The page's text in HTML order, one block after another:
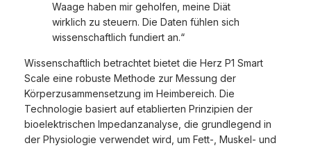
Waage haben mir geholfen, meine Diät
wirklich zu steuern. Die Daten fühlen sich
wissenschaftlich fundiert an.“
Wissenschaftlich betrachtet bietet die Herz P1 Smart
Scale eine robuste Methode zur Messung der
Körperzusammensetzung im Heimbereich. Die
Technologie basiert auf etablierten Prinzipien der
bioelektrischen Impedanzanalyse, die grundlegend in
der Physiologie verwendet wird, um Fett-, Muskel- und